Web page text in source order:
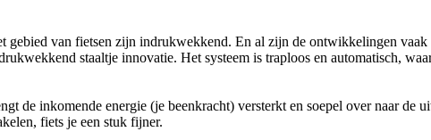
gebied van fietsen zijn indrukwekkend. En al zijn de ontwikkelingen
staaltje innovatie. Het systeem is traploos en automatisch,
de inkomende energie (je beenkracht) versterkt en soepel over naar de
fiets je een stuk fijner.